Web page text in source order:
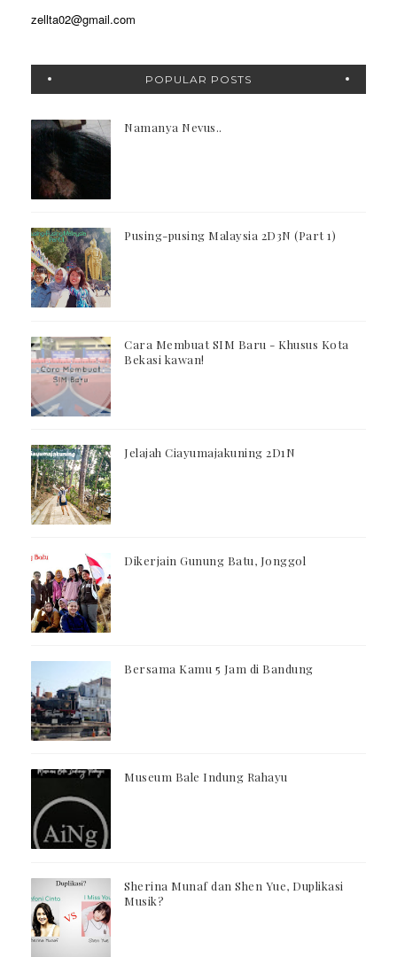
zellta02@gmail.com
POPULAR POSTS
Namanya Nevus..
Pusing-pusing Malaysia 2D3N (Part 1)
Cara Membuat SIM Baru - Khusus Kota
Bekasi kawan!
Jelajah Ciayumajakuning 2D1N
Dikerjain Gunung Batu, Jonggol
Bersama Kamu 5 Jam di Bandung
Museum Bale Indung Rahayu
Sherina Munaf dan Shen Yue, Duplikasi
Musik?